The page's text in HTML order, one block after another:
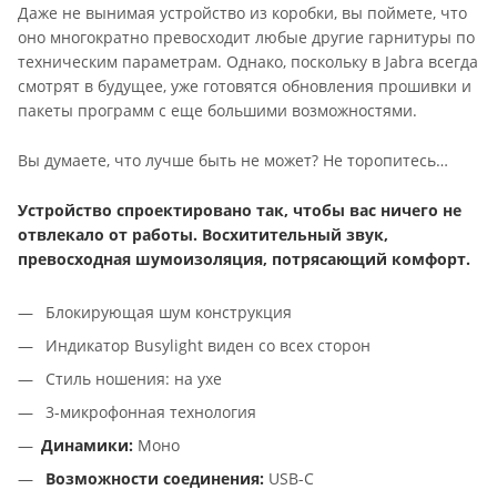
Даже не вынимая устройство из коробки, вы поймете, что
оно многократно превосходит любые другие гарнитуры по
техническим параметрам. Однако, поскольку в Jabra всегда
смотрят в будущее, уже готовятся обновления прошивки и
пакеты программ с еще большими возможностями.
Вы думаете, что лучше быть не может? Не торопитесь…
Устройство спроектировано так, чтобы вас ничего не
отвлекало от работы. Восхитительный звук,
превосходная шумоизоляция, потрясающий комфорт.
Блокирующая шум конструкция
Индикатор Busylight виден со всех сторон
Стиль ношения: на ухе
3-микрофонная технология
Динамики: Моно
Возможности соединения: USB-C